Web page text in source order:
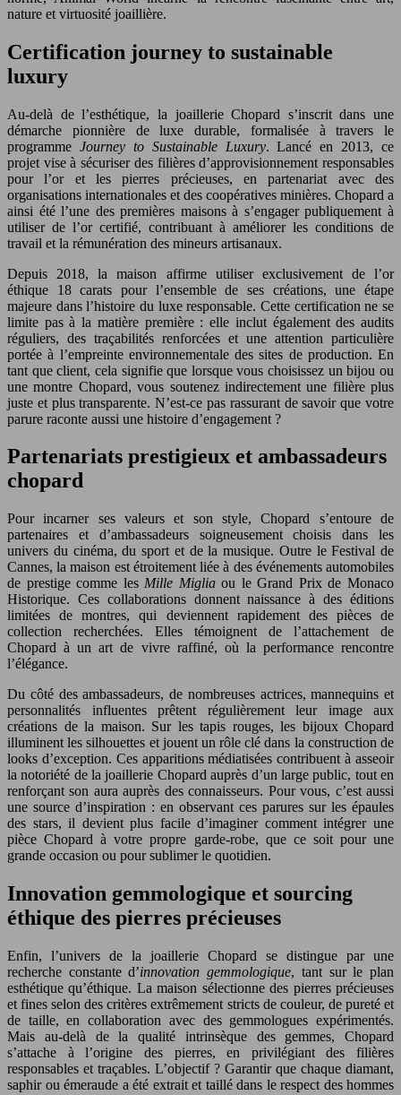
nature et virtuosité joaillière.
Certification journey to sustainable
luxury
Au-delà de l’esthétique, la joaillerie Chopard s’inscrit dans une
démarche pionnière de luxe durable, formalisée à travers le
programme Journey to Sustainable Luxury. Lancé en 2013, ce
projet vise à sécuriser des filières d’approvisionnement responsables
pour l’or et les pierres précieuses, en partenariat avec des
organisations internationales et des coopératives minières. Chopard a
ainsi été l’une des premières maisons à s’engager publiquement à
utiliser de l’or certifié, contribuant à améliorer les conditions de
travail et la rémunération des mineurs artisanaux.
Depuis 2018, la maison affirme utiliser exclusivement de l’or
éthique 18 carats pour l’ensemble de ses créations, une étape
majeure dans l’histoire du luxe responsable. Cette certification ne se
limite pas à la matière première : elle inclut également des audits
réguliers, des traçabilités renforcées et une attention particulière
portée à l’empreinte environnementale des sites de production. En
tant que client, cela signifie que lorsque vous choisissez un bijou ou
une montre Chopard, vous soutenez indirectement une filière plus
juste et plus transparente. N’est-ce pas rassurant de savoir que votre
parure raconte aussi une histoire d’engagement ?
Partenariats prestigieux et ambassadeurs
chopard
Pour incarner ses valeurs et son style, Chopard s’entoure de
partenaires et d’ambassadeurs soigneusement choisis dans les
univers du cinéma, du sport et de la musique. Outre le Festival de
Cannes, la maison est étroitement liée à des événements automobiles
de prestige comme les Mille Migliaou le Grand Prix de Monaco
Historique. Ces collaborations donnent naissance à des éditions
limitées de montres, qui deviennent rapidement des pièces de
collection recherchées. Elles témoignent de l’attachement de
Chopard à un art de vivre raffiné, où la performance rencontre
l’élégance.
Du côté des ambassadeurs, de nombreuses actrices, mannequins et
personnalités influentes prêtent régulièrement leur image aux
créations de la maison. Sur les tapis rouges, les bijoux Chopard
illuminent les silhouettes et jouent un rôle clé dans la construction de
looks d’exception. Ces apparitions médiatisées contribuent à asseoir
la notoriété de la joaillerie Chopard auprès d’un large public, tout en
renforçant son aura auprès des connaisseurs. Pour vous, c’est aussi
une source d’inspiration : en observant ces parures sur les épaules
des stars, il devient plus facile d’imaginer comment intégrer une
pièce Chopard à votre propre garde-robe, que ce soit pour une
grande occasion ou pour sublimer le quotidien.
Innovation gemmologique et sourcing
éthique des pierres précieuses
Enfin, l’univers de la joaillerie Chopard se distingue par une
recherche constante d’innovation gemmologique, tant sur le plan
esthétique qu’éthique. La maison sélectionne des pierres précieuses
et fines selon des critères extrêmement stricts de couleur, de pureté et
de taille, en collaboration avec des gemmologues expérimentés.
Mais au-delà de la qualité intrinsèque des gemmes, Chopard
s’attache à l’origine des pierres, en privilégiant des filières
responsables et traçables. L’objectif ? Garantir que chaque diamant,
saphir ou émeraude a été extrait et taillé dans le respect des hommes